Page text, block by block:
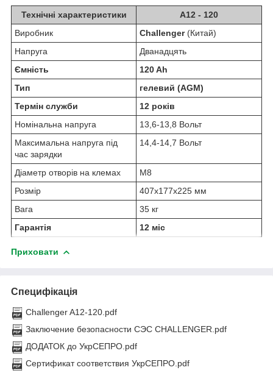
Технічні характеристики
А12 - 120
Виробник
Challenger(Китай)
Напруга
Дванадцять
Ємність
120 Ah
Тип
гелевий (AGM)
Термін служби
12 років
Номінальна напруга
13,6-13,8 Вольт
Максимальна напруга під
час зарядки
14,4-14,7 Вольт
Діаметр отворів на клемах
M8
Розмір
407x177x225 мм
Вага
35 кг
Гарантія
12 міс
Приховати
Специфікація
Challenger A12-120.pdf
Заключение безопасности СЭС CHALLENGER.pdf
ДОДАТОК до УкрСЕПРО.pdf
Сертификат соответствия УкрСЕПРО.pdf